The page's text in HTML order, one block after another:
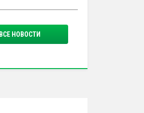
ВСЕ НОВОСТИ